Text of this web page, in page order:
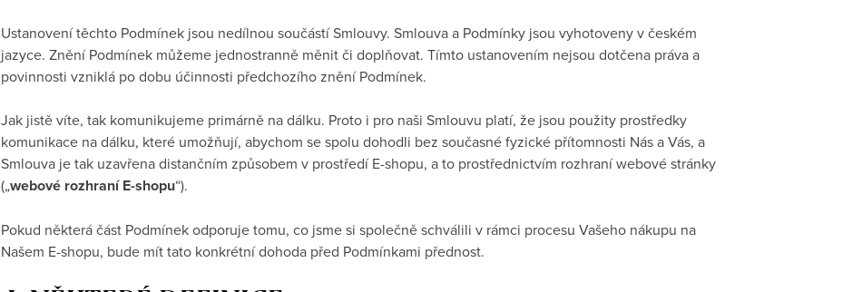
Ustanovení těchto Podmínek jsou nedílnou součástí Smlouvy. Smlouva a Podmínky jsou vyhotoveny v českém
jazyce. Znění Podmínek můžeme jednostranně měnit či doplňovat. Tímto ustanovením nejsou dotčena práva a
povinnosti vzniklá po dobu účinnosti předchozího znění Podmínek.
Jak jistě víte, tak komunikujeme primárně na dálku. Proto i pro naši Smlouvu platí, že jsou použity prostředky
komunikace na dálku, které umožňují, abychom se spolu dohodli bez současné fyzické přítomnosti Nás a Vás, a
Smlouva je tak uzavřena distančním způsobem v prostředí E-shopu, a to prostřednictvím rozhraní webové stránky
(„webové rozhraní E-shopu“).
Pokud některá část Podmínek odporuje tomu, co jsme si společně schválili v rámci procesu Vašeho nákupu na
Našem E-shopu, bude mít tato konkrétní dohoda před Podmínkami přednost.